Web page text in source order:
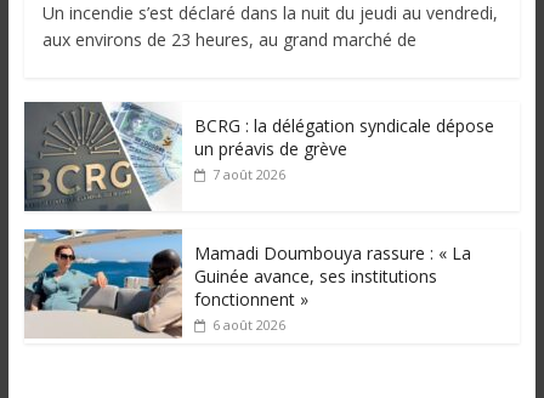
Un incendie s’est déclaré dans la nuit du jeudi au vendredi,
aux environs de 23 heures, au grand marché de
BCRG : la délégation syndicale dépose
un préavis de grève
7 août 2026
Mamadi Doumbouya rassure : « La
Guinée avance, ses institutions
fonctionnent »
6 août 2026